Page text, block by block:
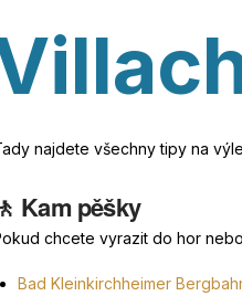
najdete všechny tipy na
🚶 Kam pěšky
chcete vyrazit do hor
Bad Kleinkirchheimer